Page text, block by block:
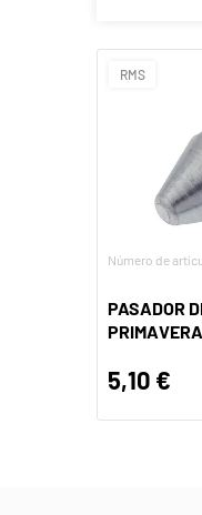
RMS
Número de
PASADOR
5,10 €